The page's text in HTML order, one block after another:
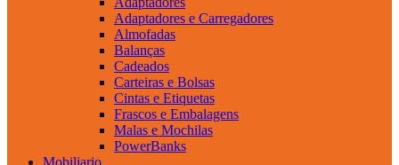
Adaptadores e Carregadores
Almofadas
Balanças
Cadeados
Carteiras e Bolsas
Cintas e Etiquetas
Frascos e Embalagens
Malas e Mochilas
PowerBanks
Mobiliario